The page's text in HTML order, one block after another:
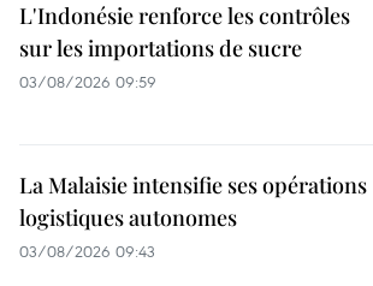
L'Indonésie renforce les contrôles
sur les importations de sucre
03/08/2026 09:59
La Malaisie intensifie ses opérations
logistiques autonomes
03/08/2026 09:43